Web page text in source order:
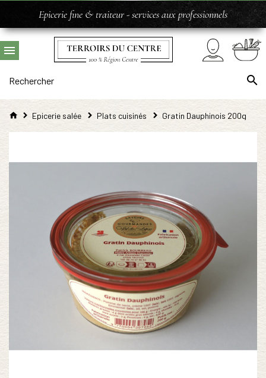
Epicerie fine & traiteur - services aux professionnels
Epicerie salée Plats cuisinés Gratin Dauphinois 200g